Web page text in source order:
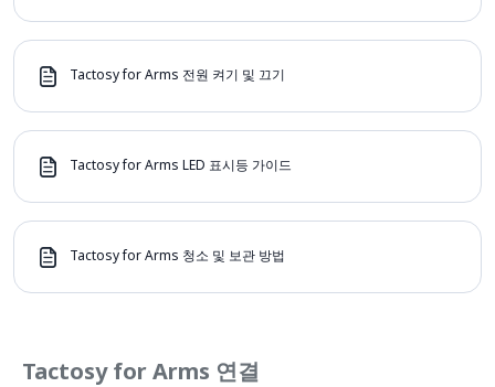
Tactosy for Arms 전원 켜기 및 끄기
Tactosy for Arms LED 표시등 가이드
Tactosy for Arms 청소 및 보관 방법
Tactosy for Arms 연결